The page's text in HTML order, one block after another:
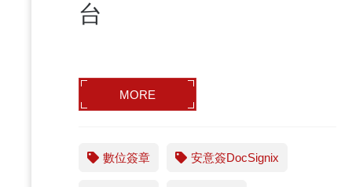
台
MORE
數位簽章 安意簽DocSignix